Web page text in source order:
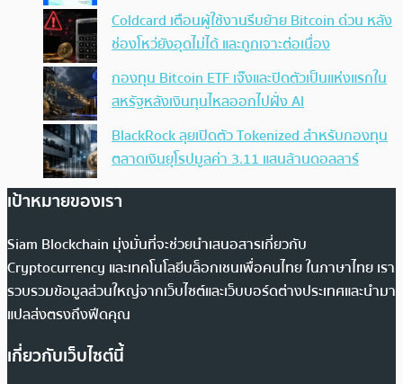
Coldcard เตือนผู้ใช้งานรีบย้าย Bitcoin ด่วน หลัง
ช่องโหว่ยังอุดไม่ได้ และถูกเจาะต่อเนื่อง
กองทุน Bitcoin ETF เจ๊งและปิดตัวเป็นแห่งแรกใน
สหรัฐหลังเงินทุนไหลออกไปฝั่ง AI
BlackRock ลุยเปิดตัว Tokenized สำหรับกองทุน
ตลาดเงินยุโรปมูลค่า 3.11 แสนล้านดอลลาร์
เป้าหมายของเรา
Siam Blockchain มุ่งมั่นที่จะช่วยนำเสนอสารเกี่ยวกับ
Cryptocurrency และเทคโนโลยีบล็อกเชนเพื่อคนไทย ในภาษาไทย เรา
รวบรวมข้อมูลส่วนใหญ่จากเว็บไซต์และเว็บบอร์ดต่างประเทศและนำมา
แปลส่งตรงถึงฟีดคุณ
เกี่ยวกับเว็บไซต์นี้